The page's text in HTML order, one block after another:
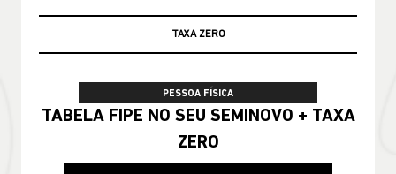
TAXA ZERO
PESSOA FÍSICA
TABELA FIPE NO SEU SEMINOVO + TAXA
ZERO